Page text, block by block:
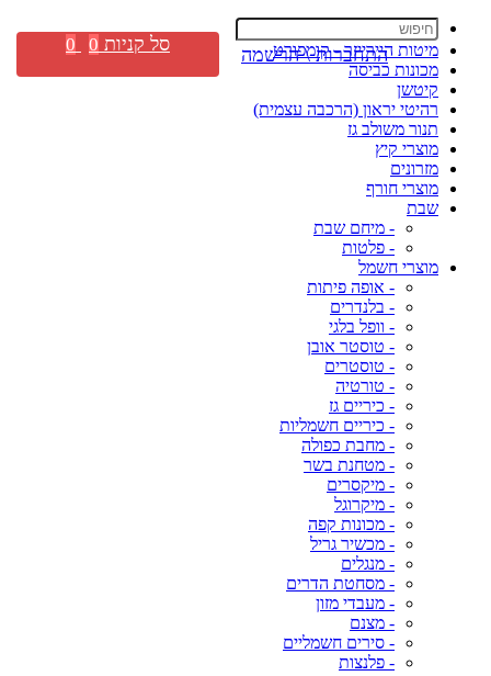
מיטות היירייזר - קומפורט
מכונות כביסה
קיטשן
רהיטי יראון (הרכבה עצמית)
תנור משולב גז
מוצרי קיץ
מזרונים
מוצרי חורף
שבת
- מיחם שבת
- פלטות
מוצרי חשמל
- אופה פיתות
- בלנדרים
- וופל בלגי
- טוסטר אובן
- טוסטרים
- טורטיה
- כיריים גז
- כיריים חשמליות
- מחבת כפולה
- מטחנת בשר
- מיקסרים
- מיקרוגל
- מכונות קפה
- מכשיר גריל
- מנגלים
- מסחטת הדרים
- מעבדי מזון
- מצנם
- סירים חשמליים
- פלנצות
התחברות \ הרשמה סל קניות 0
0